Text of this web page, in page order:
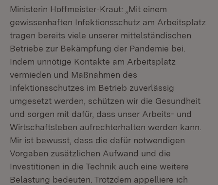
Ministerin Hoffmeister-Kraut: „Mit einem
gewissenhaften Infektionsschutz am Arbeitsplatz
tragen bereits viele unserer mittelständischen
Betriebe zur Bekämpfung der Pandemie bei.
Indem unnötige Kontakte am Arbeitsplatz
vermieden und Maßnahmen des
Infektionsschutzes im Betrieb zuverlässig
umgesetzt werden, schützen wir die Gesundheit
und sorgen mit dafür, dass unser Arbeits- und
Wirtschaftsleben aufrechterhalten werden kann.
Mir ist bewusst, dass die dafür notwendigen
Vorgaben zusätzlichen Aufwand und die
Investitionen in die Technik auch eine weitere
Belastung bedeuten. Trotzdem appelliere ich